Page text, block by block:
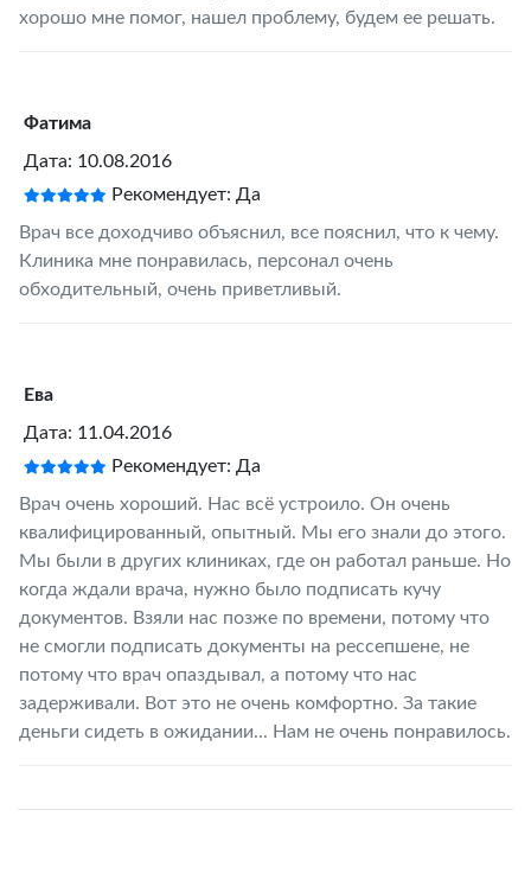
хорошо мне помог, нашел проблему, будем ее решать.
Фатима
Дата: 10.08.2016
Рекомендует: Да
Врач все доходчиво объяснил, все пояснил, что к чему.
Клиника мне понравилась, персонал очень
обходительный, очень приветливый.
Ева
Дата: 11.04.2016
Рекомендует: Да
Врач очень хороший. Нас всё устроило. Он очень
квалифицированный, опытный. Мы его знали до этого.
Мы были в других клиниках, где он работал раньше. Но
когда ждали врача, нужно было подписать кучу
документов. Взяли нас позже по времени, потому что
не смогли подписать документы на рессепшене, не
потому что врач опаздывал, а потому что нас
задерживали. Вот это не очень комфортно. За такие
деньги сидеть в ожидании... Нам не очень понравилось.